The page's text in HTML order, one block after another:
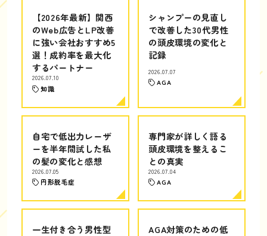
【2026年最新】関西
のWeb広告とLP改善
に強い会社おすすめ5
選！成約率を最大化
するパートナー
2026.07.10
知識
シャンプーの見直し
で改善した30代男性
の頭皮環境の変化と
記録
2026.07.07
AGA
自宅で低出力レーザ
ーを半年間試した私
の髪の変化と感想
2026.07.05
円形脱毛症
専門家が詳しく語る
頭皮環境を整えるこ
との真実
2026.07.04
AGA
一生付き合う男性型
AGA対策のための低